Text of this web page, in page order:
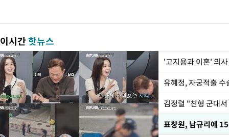
이시간핫뉴스
'고지용과 이혼' 의
유혜정, 자궁적출
김정렬 "친형 군대